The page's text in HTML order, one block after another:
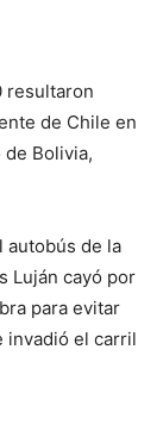
resultaron
de Chile en
Bolivia,
autobús de la
Luján cayó por
para evitar
invadió el carril